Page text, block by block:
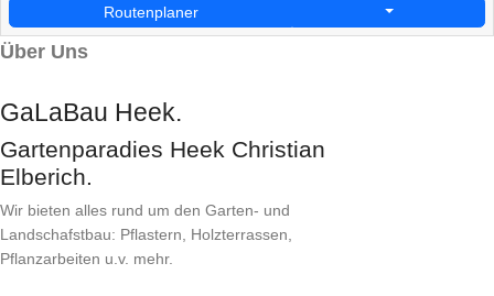
Routenplaner
Über Uns
GaLaBau Heek.
Gartenparadies Heek Christian
Elberich.
Wir bieten alles rund um den Garten- und
Landschafstbau: Pflastern, Holzterrassen,
Pflanzarbeiten u.v. mehr.